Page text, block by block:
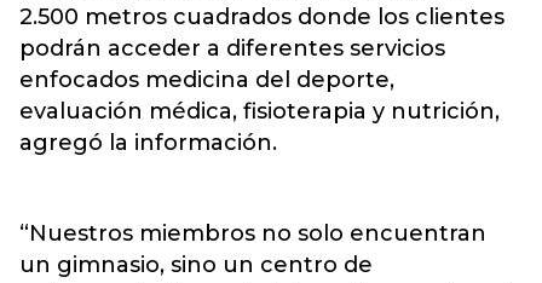
2.500 metros cuadrados donde los clientes
podrán acceder a diferentes servicios
enfocados medicina del deporte,
evaluación médica, fisioterapia y nutrición,
agregó la información.
“Nuestros miembros no solo encuentran
un gimnasio, sino un centro de